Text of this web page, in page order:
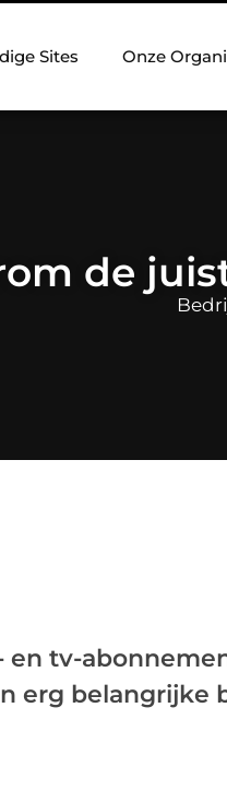
Sites Onze
de
tv-
erg belangrijke